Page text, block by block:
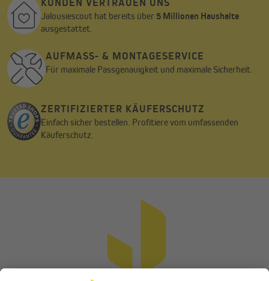
KUNDEN VERTRAUEN UNS
Jalousiescout hat bereits über 5 Millionen Haushalte
ausgestattet.
AUFMASS- & MONTAGESERVICE
Für maximale Passgenauigkeit und maximale Sicherheit.
ZERTIFIZIERTER KÄUFERSCHUTZ
Einfach sicher bestellen. Profitiere vom umfassenden
Käuferschutz.